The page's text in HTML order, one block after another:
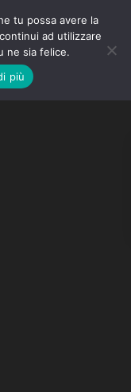
tu possa avere la
ad utilizzare
ne sia felice.
più